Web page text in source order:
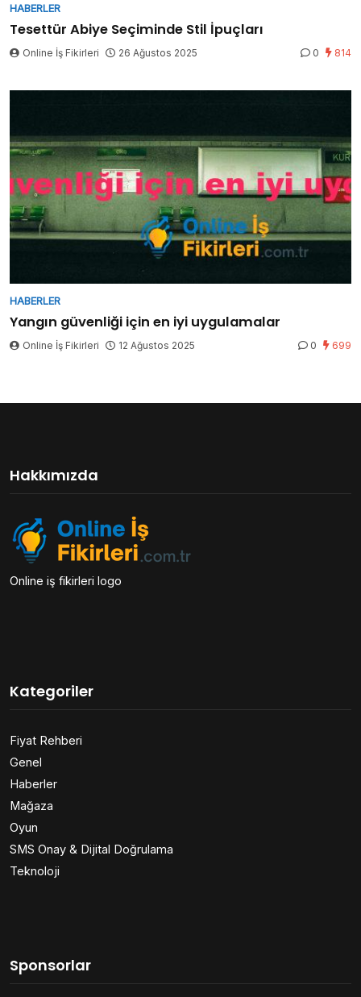
HABERLER
Tesettür Abiye Seçiminde Stil İpuçları
Online İş Fikirleri 26 Ağustos 2025 0 814
HABERLER
Yangın güvenliği için en iyi uygulamalar
Online İş Fikirleri 12 Ağustos 2025 0 699
Hakkımızda
Online iş fikirleri logo
Kategoriler
Fiyat Rehberi
Genel
Haberler
Mağaza
Oyun
SMS Onay & Dijital Doğrulama
Teknoloji
Sponsorlar